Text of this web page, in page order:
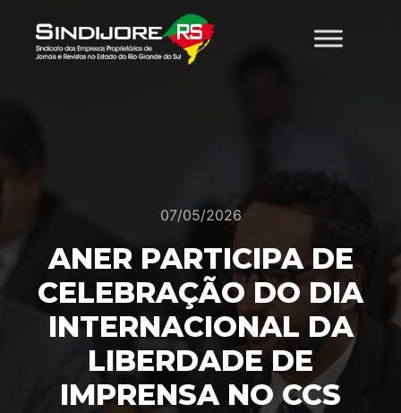
07/05/2026
ANER PARTICIPA DE
CELEBRAÇÃO DO DIA
INTERNACIONAL DA
LIBERDADE DE
IMPRENSA NO CCS